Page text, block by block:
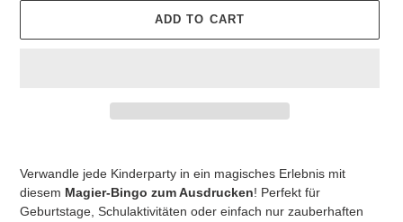
ADD TO CART
Verwandle jede Kinderparty in ein magisches Erlebnis mit
diesem Magier-Bingo zum Ausdrucken! Perfekt für
Geburtstage, Schulaktivitäten oder einfach nur zauberhaften